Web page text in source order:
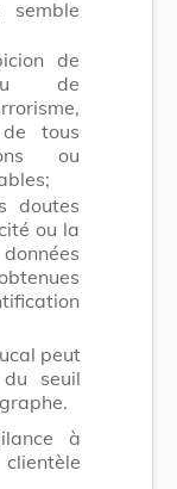
semble
de
de
de tous
ou
doutes
ou la
peut
seuil
à